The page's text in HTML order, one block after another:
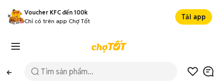
Voucher KFC đến 100k
Chỉ có trên app Chợ Tốt
Tải app